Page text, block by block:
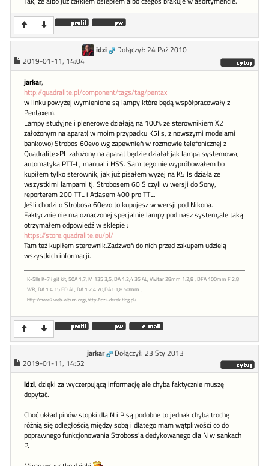
idzi
Dołączył: 24 Paź 2010
2019-01-11, 14:04
jarkar,
http://quadralite.pl/component/tags/tag/pentax
w linku powyżej wymienione są lampy które będą współpracowały z
Pentaxem.
Lampy studyjne i plenerowe działają na 100% ze sterownikiem X2
założonym na aparat( w moim przypadku K5IIs, z nowszymi modelami
bankowo) Strobos 60evo wg zapewnień w rozmowie telefonicznej z
Quadralite>PL założony na aparat będzie działał jak lampa systemowa,
automatyka PTT-L, manual i HSS. Sam tego nie wypróbowałem bo
kupiłem tylko sterownik, jak już pisałem wyżej na K5IIs działa ze
wszystkimi lampami tj. Strobosem 60 S czyli w wersji do Sony,
reporterem 200 TTL i Atlasem 400 pro TTL.
Jeśli chodzi o Strobosa 60evo to kupujesz w wersji pod Nikona.
Faktycznie nie ma oznaczonej specjalnie lampy pod nasz system,ale taką
otrzymałem odpowiedź w sklepie :
https://store.quadralite.eu/pl/
Tam też kupiłem sterownik.Zadzwoń do nich przed zakupem udzielą
wszystkich informacji.
K-5IIs K-7 i git kit, 50A 1,7, M 135 3,5, DA 1:2,4 35 AL, Vivitar 28mm 1:2,8 , DFA 100mm F 2,8
WR, DA 1:4 15 ED AL, DA 1:2,4 70,DA1:1,8 50mm ,
http://mare7.web-album.org/,http://idzi-derek.flog.pl/
jarkar
Dołączył: 23 Sty 2013
2019-01-11, 14:52
idzi, dzięki za wyczerpującą informację ale chyba faktycznie muszę
dopytać.
Choć układ pinów stopki dla N i P są podobne to jednak chyba trochę
różnią się odległością między sobą i dlatego mam wątpliwości co do
poprawnego funkcjonowania Stroboss'a dedykowanego dla N w sankach
P.